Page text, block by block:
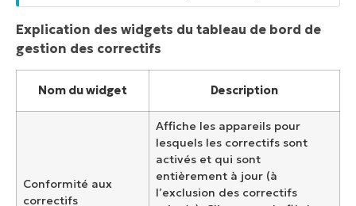
Explication des widgets du tableau de bord de
gestion des correctifs
Nom du widget Description
Conformité aux
correctifs
Affiche les appareils pour
lesquels les correctifs sont
activés et qui sont
entièrement à jour (à
l’exclusion des correctifs